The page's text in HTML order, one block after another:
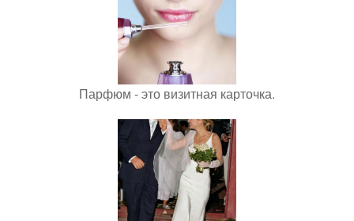
Парфюм - это визитная карточка.